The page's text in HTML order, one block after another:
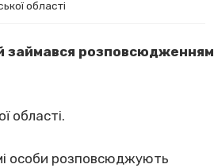
області
займався розповсюдженням
області.
особи розповсюджують